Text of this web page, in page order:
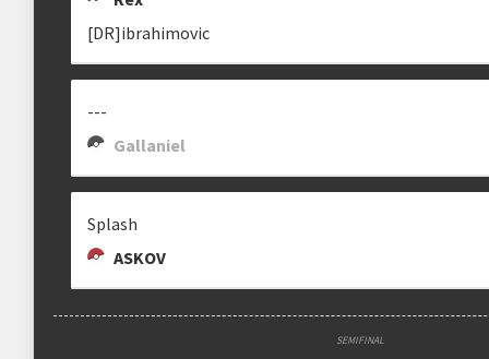
[DR]ibrahimovic
---
Gallaniel
Splash
ASKOV
SEMIFINAL